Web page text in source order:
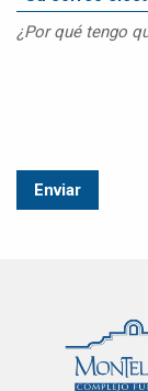
¿Por qué tengo